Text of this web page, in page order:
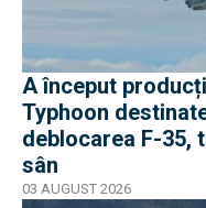
A început
Typhoon
deblocarea F-35,
sân
03 AUGUST 2026